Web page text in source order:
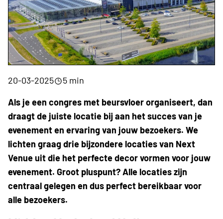
20-03-2025
5 min
Als je een congres met beursvloer organiseert, dan
draagt de juiste locatie bij aan het succes van je
evenement en ervaring van jouw bezoekers. We
lichten graag drie bijzondere locaties van Next
Venue uit die het perfecte decor vormen voor jouw
evenement. Groot pluspunt? Alle locaties zijn
centraal gelegen en dus perfect bereikbaar voor
alle bezoekers.